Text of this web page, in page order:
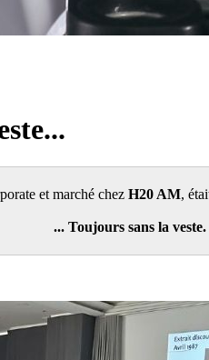
et marché chez H20 AM,
... Toujours sans la veste.